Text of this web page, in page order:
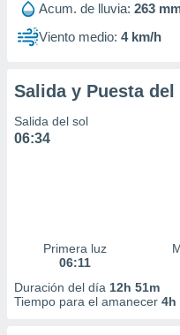
1199
Acum. de lluvia: 263
Viento medio: 4 km/h
Salida y Puesta del
Salida del sol
06:34
Primera luz
06:11
Duración del día 12h 51m
Tiempo para el amanecer 4h